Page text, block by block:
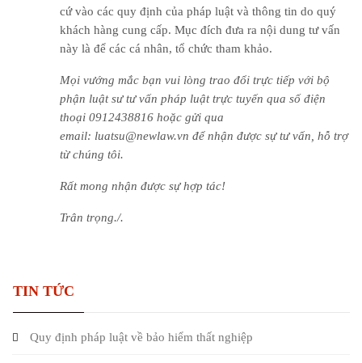
cứ vào các quy định của pháp luật và thông tin do quý
khách hàng cung cấp. Mục đích đưa ra nội dung tư vấn
này là để các cá nhân, tổ chức tham khảo.
Mọi vướng mắc bạn vui lòng trao đổi trực tiếp với bộ
phận luật sư tư vấn pháp luật trực tuyến qua số điện
thoại 0912438816 hoặc gửi qua
email: luatsu@newlaw.vn để nhận được sự tư vấn, hỗ trợ
từ chúng tôi.
Rất mong nhận được sự hợp tác!
Trân trọng./.
TIN TỨC
Quy định pháp luật về bảo hiểm thất nghiệp